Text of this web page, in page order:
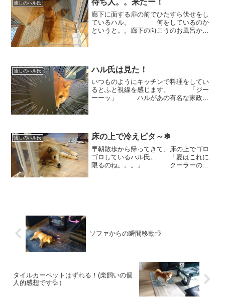
癒しのハル氏 待ち人。。来たー！
廊下に面する扉の前でひたすら伏せをし
ているハル。 何をしているのか
というと。。廊下の向こうのお風呂から
癒しのハル氏 ハル氏は見た！
いつものようにキッチンで料理をしてい
るとふと視線を感じます。 「ジー
ーーッ」 ハルがあの有名な家政婦
癒しのハル氏 床の上で冷えピタ～❄
早朝散歩から帰ってきて、床の上でゴロ
ゴロしているハル氏。 「夏はこれに
限るのね。。。」 クーラーの効
ソファからの瞬間移動💨
タイルカーペットはずれる！(柴飼いの個
人的感想です💦）